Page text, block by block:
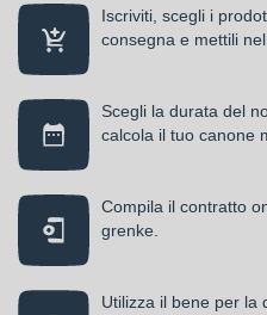
Iscriviti, scegli i
consegna e mettili nel
Scegli la durata del
calcola il tuo canone
Compila il contratto
grenke.
Utilizza il bene per la